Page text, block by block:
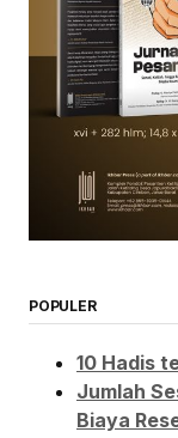
POPULER
10 Hadis
Jumlah
Biaya